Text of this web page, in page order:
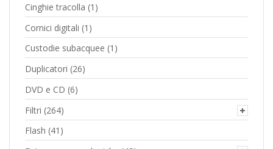
Cinghie tracolla (1)
Cornici digitali (1)
Custodie subacquee (1)
Duplicatori (26)
DVD e CD (6)
Filtri (264)
Flash (41)